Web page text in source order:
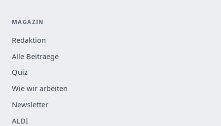
MAGAZIN
Redaktion
Alle Beitraege
Quiz
Wie wir arbeiten
Newsletter
ALDI